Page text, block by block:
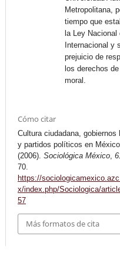
Metropolitana,
tiempo que
la Ley Nacional
Internacional y
prejuicio de
los derechos
moral.
Cómo citar
Cultura ciudadana, gobiernos
y partidos políticos en México.
(2006). Sociológica México
70.
https://
x/index.php/Sociologica/
57
Más formatos de cita